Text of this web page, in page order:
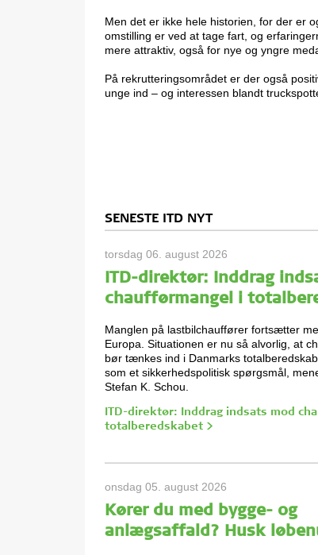
Men det er ikke hele historien, for der er
omstilling er ved at tage fart, og
mere attraktiv, også for nye og yngre
På rekrutteringsområdet er der også
unge ind – og interessen blandt
SENESTE ITD NYT
torsdag 06. august 2026
ITD-direktør: Inddrag
chaufførmangel i
Manglen på lastbilchauffører fortsætter
Europa. Situationen er nu så alvorlig, at
bør tænkes ind i Danmarks
som et sikkerhedspolitisk spørgsmål,
Stefan K. Schou.
ITD-direktør: Inddrag indsats mod
totalberedskabet >
onsdag 05. august 2026
Kører du med bygge- og
anlægsaffald? Husk